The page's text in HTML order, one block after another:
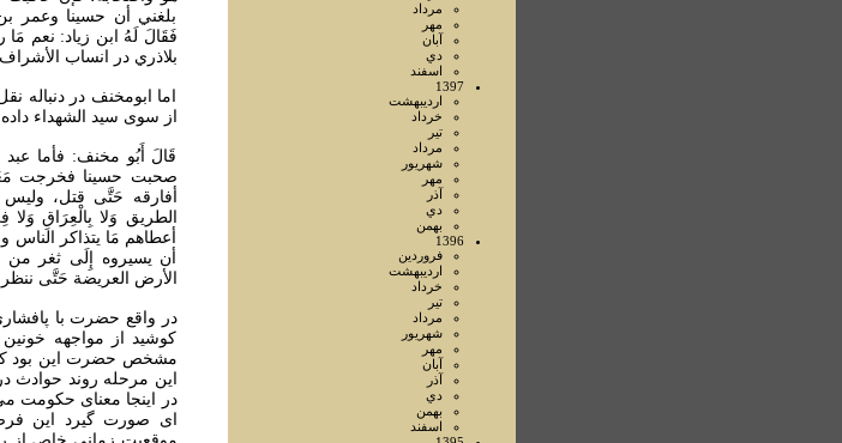
مرداد
مهر
آبان
دي
اسفند
1397
ارديبهشت
خرداد
تير
مرداد
شهريور
مهر
آذر
دي
بهمن
1396
فروردين
ارديبهشت
خرداد
تير
مرداد
شهريور
مهر
آبان
آذر
دي
بهمن
اسفند
بلغني أن حسينا وعمر
بلاذري در انساب الأشراف
اما ابومخنف در دنباله
از سوی سيد الشهداء
قَالَ أَبُو مخنف: فأما
صحبت حسينا فخرجت
أفارقه حَتَّى قتل، وليس
الطريق وَلا بِالْعِرَاقِ
أعطاهم مَا يتذاكر
أن يسيروه إِلَى ثغر من
الأرض العريضة حَتَّى ننظر مَا
در واقع حضرت با
کوشيد از مواجهه خونين
مشخص حضرت اين بود که
اين مرحله روند حوادث
در اينجا معنای حکومت
ای صورت گيرد اين